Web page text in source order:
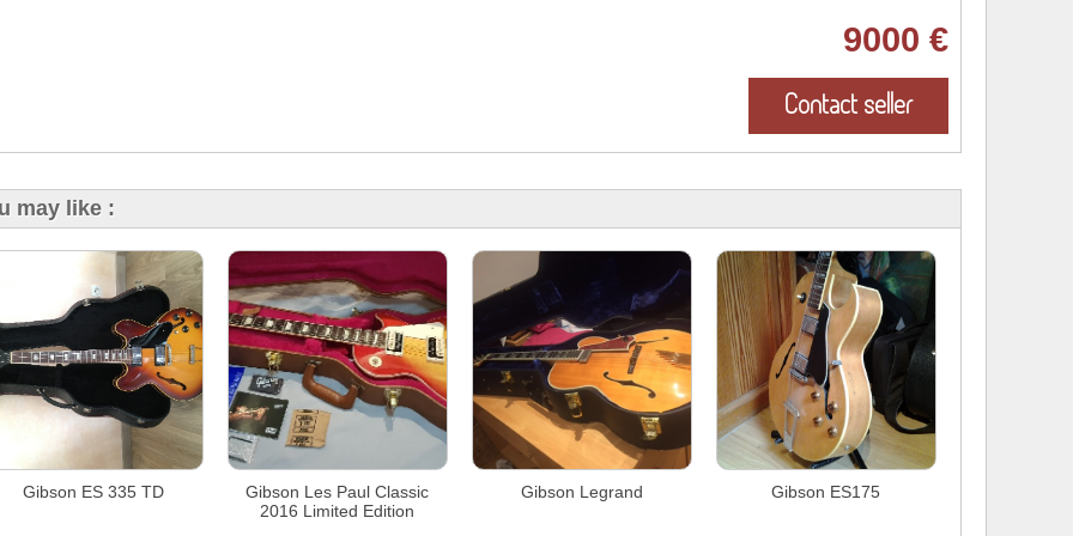
9000 €
Contact seller
may like :
Gibson ES 335 TD
Gibson Les Paul Classic
2016 Limited Edition
Gibson Legrand Gibson ES175